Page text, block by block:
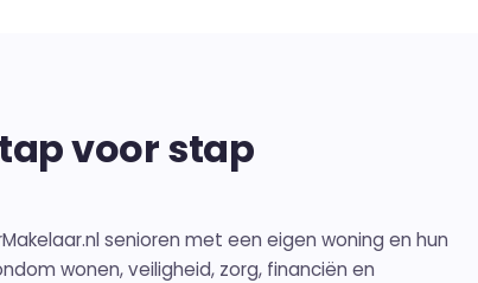
voor stap
senioren met een eigen woning en hun
wonen, veiligheid, zorg, financiën en